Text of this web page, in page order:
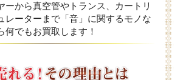
ーから真空管やトランス、カートリ
レーターまで「音」に関するモノな
何でもお買取します！